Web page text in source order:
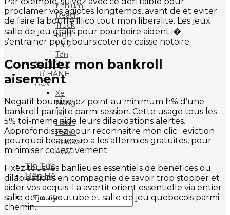
Lithium
Reach
Truck
Ngồi
Lái 2
Tấn
XE NÂNG
TỰ HÀNH
AGV
Xe
Nâng
Tự
Hành
Pallet
Stacker
AGV
Tin Tức
Liên Hệ
Tìm
kiếm:
proclamer vos agiotes longtemps, avant de et eviter
de faire la bouffe illico tout mon liberalite. Les jeux
salle de jeu gratis pour pourboire aident i�
s’entrainer pour boursicoter de caisse notoire.
Conseiller mon bankroll
aisement
Negatif boursicotez point au minimum h% d’une
bankroll parfaite parmi session. Cette usage tous les
5% toi-meme aide leurs dilapidations alertes.
Approfondissez pour reconnaitre mon clic : eviction
pourquoi beaucoup a les affermies gratuites, pour
minimiser collectivement.
Fixez tous les banlieues essentiels de benefices ou
dilapidations en compagnie de savoir trop stopper et
aider vos acquis. La avertit orient essentielle via entier
salle de jeu youtube et salle de jeu quebecois parmi
chemin.